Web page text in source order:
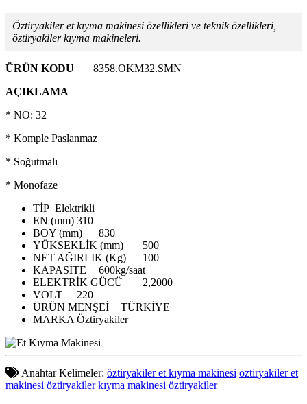
Öztiryakiler et kıyma makinesi özellikleri ve teknik özellikleri,
öztiryakiler kıyma makineleri.
ÜRÜN KODU
8358.OKM32.SMN
AÇIKLAMA
* NO: 32
* Komple Paslanmaz
* Soğutmalı
* Monofaze
TİP Elektrikli
EN (mm) 310
BOY (mm)
830
YÜKSEKLİK (mm)
500
NET AĞIRLIK (Kg)
100
KAPASİTE
600kg/saat
ELEKTRİK GÜCÜ
2,2000
VOLT
220
ÜRÜN MENŞEİ
TÜRKİYE
MARKA Öztiryakiler
Anahtar Kelimeler: öztiryakiler et kıyma makinesi öztiryakiler et
makinesi öztiryakiler kıyma makinesi öztiryakiler